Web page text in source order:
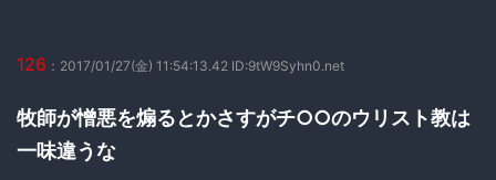
126 ：2017/01/27(金) 11:54:13.42 ID:9tW9Syhn0.net
牧師が憎悪を煽るとかさすがチ○○のウリスト教は
一味違うな